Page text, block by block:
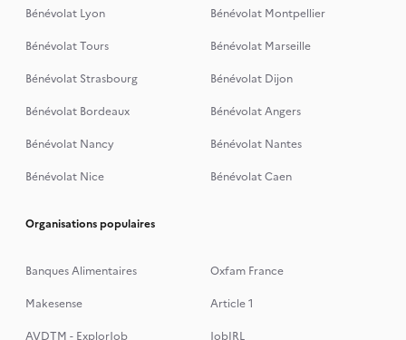
Bénévolat Lyon
Bénévolat Montpellier
Bénévolat Tours
Bénévolat Marseille
Bénévolat Strasbourg
Bénévolat Dijon
Bénévolat Bordeaux
Bénévolat Angers
Bénévolat Nancy
Bénévolat Nantes
Bénévolat Nice
Bénévolat Caen
Organisations populaires
Banques Alimentaires
Oxfam France
Makesense
Article 1
AVDTM - ExplorJob
JobIRL